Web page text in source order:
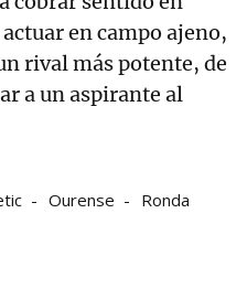
en campo ajeno,
rival más potente, de
a un aspirante al
Ourense Ronda